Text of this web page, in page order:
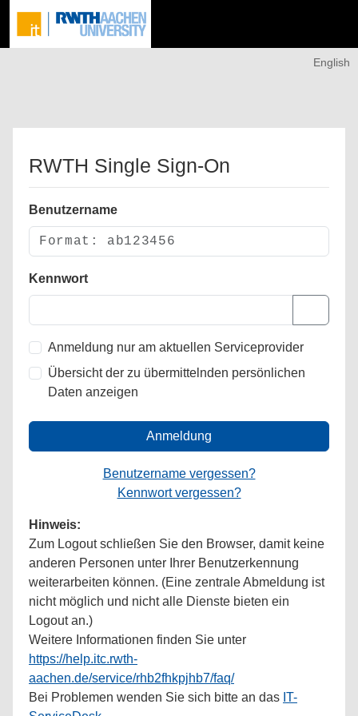
English
RWTH Single Sign-On
Benutzername
Kennwort
Anmeldung nur am aktuellen Serviceprovider
Übersicht der zu übermittelnden persönlichen
Daten anzeigen
Anmeldung
Benutzername vergessen?
Kennwort vergessen?
Hinweis:
Zum Logout schließen Sie den Browser, damit keine
anderen Personen unter Ihrer Benutzerkennung
weiterarbeiten können. (Eine zentrale Abmeldung ist
nicht möglich und nicht alle Dienste bieten ein
Logout an.)
Weitere Informationen finden Sie unter
https://help.itc.rwth-
aachen.de/service/rhb2fhkpjhb7/faq/
Bei Problemen wenden Sie sich bitte an das IT-